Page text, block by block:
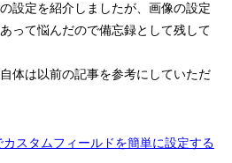
設定を紹介しましたが、画像の設定
って悩んだので備忘録として残して
体は以前の記事を参考にしていただ
スタムフィールドを簡単に設定する